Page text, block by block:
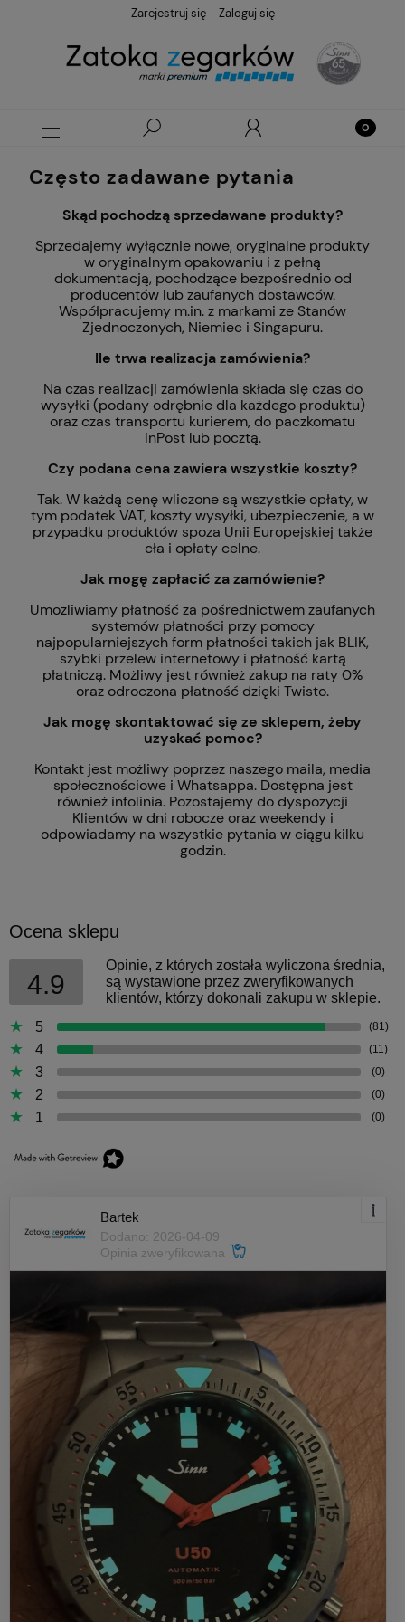
Zarejestruj się Zaloguj się
Często zadawane pytania
Skąd pochodzą sprzedawane produkty?
Sprzedajemy wyłącznie nowe, oryginalne produkty
w oryginalnym opakowaniu i z pełną
dokumentacją, pochodzące bezpośrednio od
producentów lub zaufanych dostawców.
Współpracujemy m.in. z markami ze Stanów
Zjednoczonych, Niemiec i Singapuru.
Ile trwa realizacja zamówienia?
Na czas realizacji zamówienia składa się czas do
wysyłki (podany odrębnie dla każdego produktu)
oraz czas transportu kurierem, do paczkomatu
InPost lub pocztą.
Czy podana cena zawiera wszystkie koszty?
Tak. W każdą cenę wliczone są wszystkie opłaty, w
tym podatek VAT, koszty wysyłki, ubezpieczenie, a w
przypadku produktów spoza Unii Europejskiej także
cła i opłaty celne.
Jak mogę zapłacić za zamówienie?
Umożliwiamy płatność za pośrednictwem zaufanych
systemów płatności przy pomocy
najpopularniejszych form płatności takich jak BLIK,
szybki przelew internetowy i płatność kartą
płatniczą. Możliwy jest również zakup na raty 0%
oraz odroczona płatność dzięki Twisto.
Jak mogę skontaktować się ze sklepem, żeby
uzyskać pomoc?
Kontakt jest możliwy poprzez naszego maila, media
społecznościowe i Whatsappa. Dostępna jest
również infolinia. Pozostajemy do dyspozycji
Klientów w dni robocze oraz weekendy i
odpowiadamy na wszystkie pytania w ciągu kilku
godzin.
Ocena sklepu
4.9
Opinie, z których została wyliczona średnia,
są wystawione przez zweryfikowanych
klientów, którzy dokonali zakupu w sklepie.
5
(81)
4 (11)
3 (0)
2 (0)
1 (0)
Bartek
Dodano: 2026-04-09
Opinia zweryfikowana